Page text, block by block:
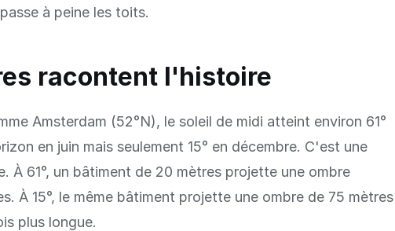
à peine les toits.
racontent l'histoire
Amsterdam (52°N), le soleil de midi atteint environ 61°
en juin mais seulement 15° en décembre. C'est une
À 61°, un bâtiment de 20 mètres projette une ombre
À 15°, le même bâtiment projette une ombre de 75 mètres
plus longue.